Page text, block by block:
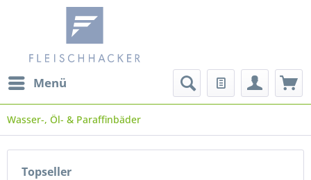
Menü
Wasser-, Öl- & Paraffinbäder
Topseller